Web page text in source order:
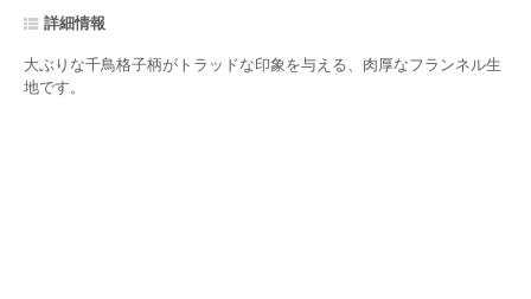
詳細情報
大ぶりな千鳥格子柄がトラッドな印象を与える、肉厚なフランネル生
地です。